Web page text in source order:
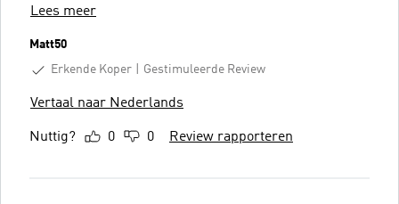
Lees meer
Matt50
Erkende Koper
Gestimuleerde Review
Vertaal naar Nederlands
Nuttig? 0 0 Review rapporteren